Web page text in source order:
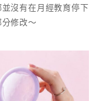
沒有在月經教育停下
修改～